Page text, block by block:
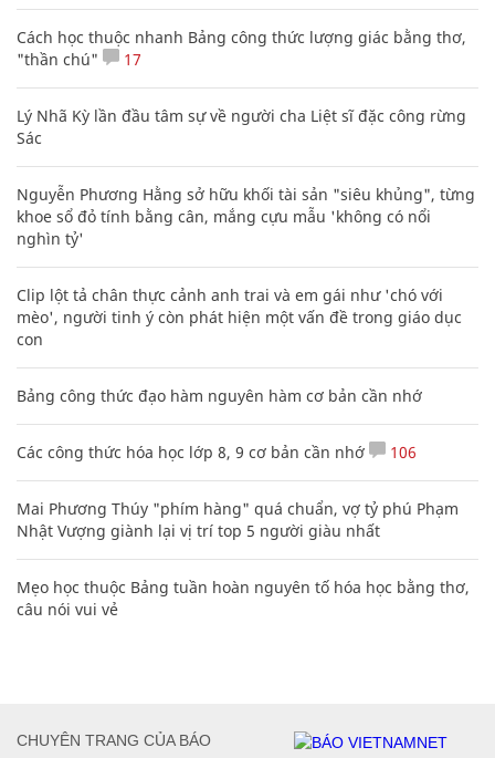
Cách học thuộc nhanh Bảng công thức lượng giác bằng thơ,
"thần chú"
17
Lý Nhã Kỳ lần đầu tâm sự về người cha Liệt sĩ đặc công rừng
Sác
Nguyễn Phương Hằng sở hữu khối tài sản "siêu khủng", từng
khoe sổ đỏ tính bằng cân, mắng cựu mẫu 'không có nổi
nghìn tỷ'
Clip lột tả chân thực cảnh anh trai và em gái như 'chó với
mèo', người tinh ý còn phát hiện một vấn đề trong giáo dục
con
Bảng công thức đạo hàm nguyên hàm cơ bản cần nhớ
Các công thức hóa học lớp 8, 9 cơ bản cần nhớ 106
Mai Phương Thúy "phím hàng" quá chuẩn, vợ tỷ phú Phạm
Nhật Vượng giành lại vị trí top 5 người giàu nhất
Mẹo học thuộc Bảng tuần hoàn nguyên tố hóa học bằng thơ,
câu nói vui vẻ
CHUYÊN TRANG CỦA BÁO